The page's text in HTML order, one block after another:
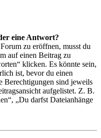
eine Antwort?
zu eröffnen, musst du
auf einen Beitrag zu
klicken. Es könnte sein,
ist, bevor du einen
Berechtigungen sind jeweils
aufgelistet. Z. B.
„Du darfst Dateianhänge